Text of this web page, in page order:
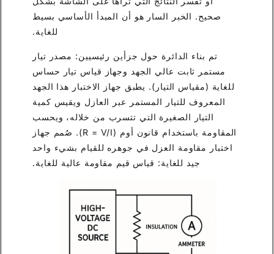
صحيح. الخبر السار هو أن المبدأ الأساسي بسيط
للغاية.
تم بناء الدائرة حول جزأين رئيسيين: مصدر تيار
مستمر ثابت عالي الجهد وجهاز قياس تيار حساس
للغاية (مقياس التيار). يطبق جهاز الاختبار هذا الجهد
المعروف للتيار المستمر عبر العازل ويقيس كمية
التيار الصغيرة التي تتسرب من خلاله، ويحسب
المقاومة باستخدام قانون أوم (R = V/I). صُمم جهاز
اختبار مقاومة العزل في جوهره للقيام بشيء واحد
جيد للغاية: قياس قيم مقاومة عالية للغاية.